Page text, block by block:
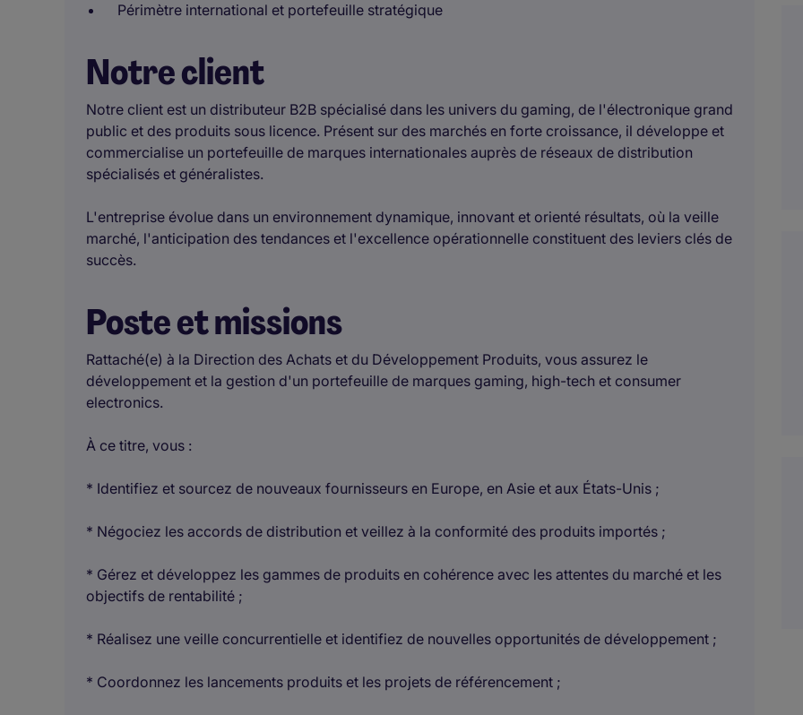
Périmètre international et portefeuille stratégique
Notre client
Notre client est un distributeur B2B spécialisé dans les univers du gaming, de l'électronique grand
public et des produits sous licence. Présent sur des marchés en forte croissance, il développe et
commercialise un portefeuille de marques internationales auprès de réseaux de distribution
spécialisés et généralistes.
L'entreprise évolue dans un environnement dynamique, innovant et orienté résultats, où la veille
marché, l'anticipation des tendances et l'excellence opérationnelle constituent des leviers clés de
succès.
Poste et missions
Rattaché(e) à la Direction des Achats et du Développement Produits, vous assurez le
développement et la gestion d'un portefeuille de marques gaming, high-tech et consumer
electronics.
À ce titre, vous :
* Identifiez et sourcez de nouveaux fournisseurs en Europe, en Asie et aux États-Unis ;
* Négociez les accords de distribution et veillez à la conformité des produits importés ;
* Gérez et développez les gammes de produits en cohérence avec les attentes du marché et les
objectifs de rentabilité ;
* Réalisez une veille concurrentielle et identifiez de nouvelles opportunités de développement ;
* Coordonnez les lancements produits et les projets de référencement ;